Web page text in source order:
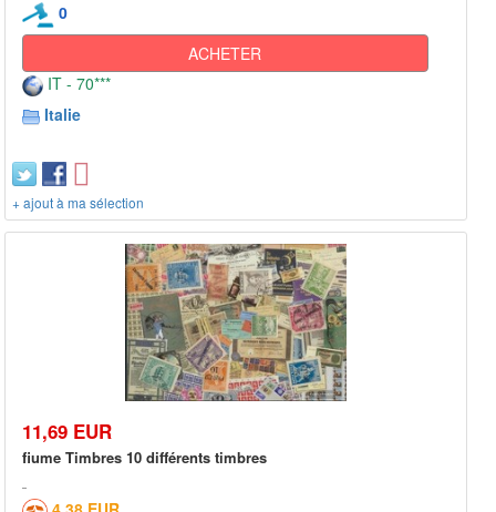
0
ACHETER
IT - 70***
Italie
+ ajout à ma sélection
11,69 EUR
fiume Timbres 10 différents timbres